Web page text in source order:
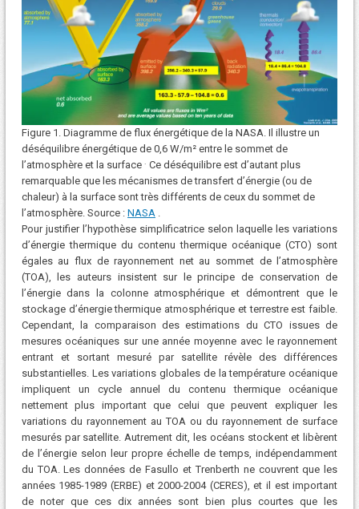
Figure 1. Diagramme de flux énergétique de la NASA. Il illustre un
déséquilibre énergétique de 0,6 W/m² entre le sommet de
l’atmosphère et la surface Ce déséquilibre est d’autant plus
remarquable que les mécanismes de transfert d’énergie (ou de
chaleur) à la surface sont très différents de ceux du sommet de
l’atmosphère. Source : NASA.
Pour justifier l’hypothèse simplificatrice selon laquelle les variations
d’énergie thermique du contenu thermique océanique (CTO) sont
égales au flux de rayonnement net au sommet de l’atmosphère
(TOA), les auteurs insistent sur le principe de conservation de
l’énergie dans la colonne atmosphérique et démontrent que le
stockage d’énergie thermique atmosphérique et terrestre est faible.
Cependant, la comparaison des estimations du CTO issues de
mesures océaniques sur une année moyenne avec le rayonnement
entrant et sortant mesuré par satellite révèle des différences
substantielles. Les variations globales de la température océanique
impliquent un cycle annuel du contenu thermique océanique
nettement plus important que celui que peuvent expliquer les
variations du rayonnement au TOA ou du rayonnement de surface
mesurés par satellite. Autrement dit, les océans stockent et libèrent
de l’énergie selon leur propre échelle de temps, indépendamment
du TOA. Les données de Fasullo et Trenberth ne couvrent que les
années 1985-1989 (ERBE) et 2000-2004 (CERES), et il est important
de noter que ces dix années sont bien plus courtes que les